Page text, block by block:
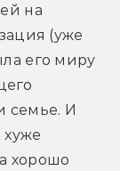
на
(уже
его миру
семье. И
хорошо